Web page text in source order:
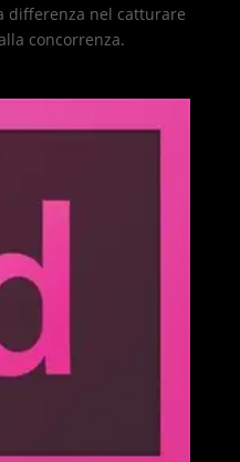
differenza nel catturare
concorrenza.